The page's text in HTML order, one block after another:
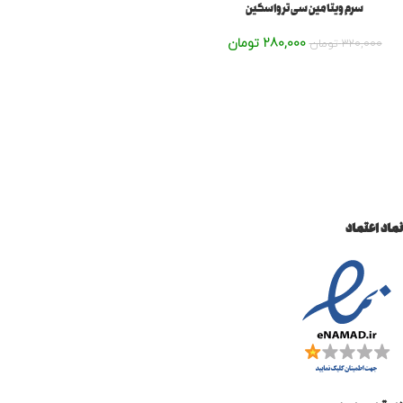
سرم ویتامین سی ترواسکین
320,000 تومان 280,000 تومان
نماد اعتماد